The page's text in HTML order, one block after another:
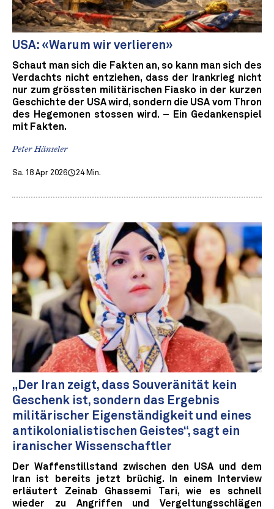
USA: «Warum wir verlieren»
Schaut man sich die Fakten an, so kann man sich des
Verdachts nicht entziehen, dass der Irankrieg nicht
nur zum grössten militärischen Fiasko in der kurzen
Geschichte der USA wird, sondern die USA vom Thron
des Hegemonen stossen wird. – Ein Gedankenspiel
mit Fakten.
Peter Hänseler
Sa. 18 Apr 2026 24 Min.
„Der Iran zeigt, dass Souveränität kein
Geschenk ist, sondern das Ergebnis
militärischer Eigenständigkeit und eines
antikolonialistischen Geistes“, sagt ein
iranischer Wissenschaftler
Der Waffenstillstand zwischen den USA und dem
Iran ist bereits jetzt brüchig. In einem Interview
erläutert Zeinab Ghassemi Tari, wie es schnell
wieder zu Angriffen und Vergeltungsschlägen